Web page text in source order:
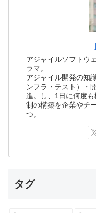
アジャイルソフトウ
ラマ。
アジャイル開発の知
ンフラ・テスト）・
進。し、1日に何度
制の構築を企業やチ
つ。
タグ